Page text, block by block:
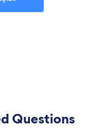
Questions